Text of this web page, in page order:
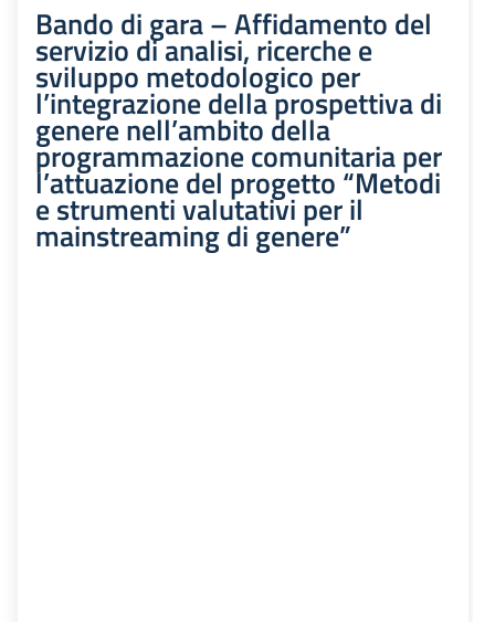
Bando di gara – Affidamento del
servizio di analisi, ricerche e
sviluppo metodologico per
l’integrazione della prospettiva di
genere nell’ambito della
programmazione comunitaria per
l’attuazione del progetto “Metodi
e strumenti valutativi per il
mainstreaming di genere”